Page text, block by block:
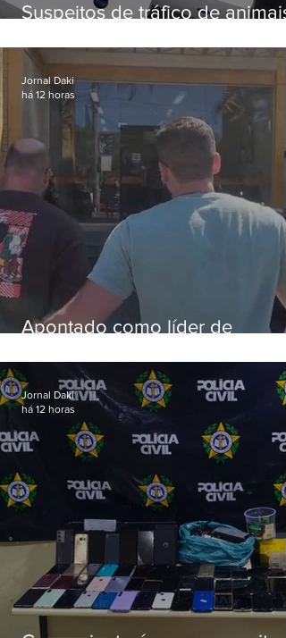
Suspeitos de tráfico de animais
aves
Apontado como líder de
aposentados é preso
Jornal Daki
há 12 horas
Jornal Daki
há 12 horas